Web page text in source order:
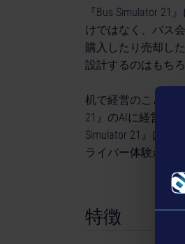
『Bus Simulator
けではなく、バス
購入したり売却し
設計するのはもち
机で経営のことを
21』のAIに経営を
Simulator 21』は
ライバー体験が楽し
特徴